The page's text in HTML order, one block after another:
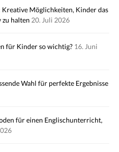
Kreative Möglichkeiten, Kinder das
zu halten 20. Juli 2026
für Kinder so wichtig? 16. Juni
Wahl für perfekte Ergebnisse
für einen Englischunterricht,